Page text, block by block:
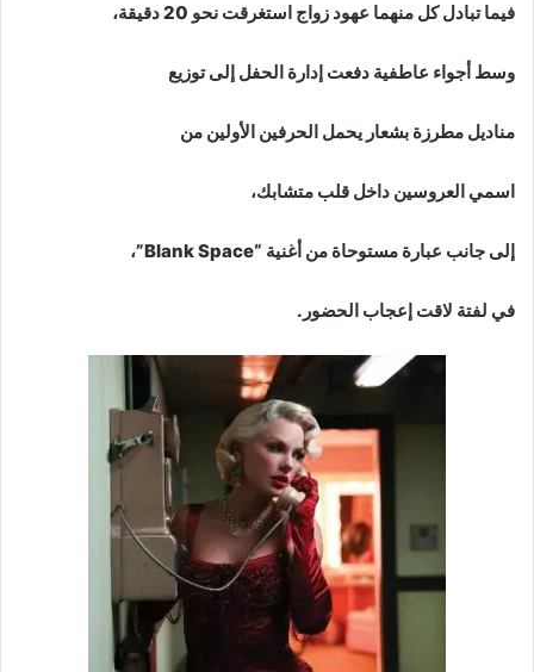
فيما تبادل كل منهما عهود زواج استغرقت نحو 20 دقيقة،
وسط أجواء عاطفية دفعت إدارة الحفل إلى توزيع
مناديل مطرزة بشعار يحمل الحرفين الأولين من
اسمي العروسين داخل قلب متشابك،
إلى جانب عبارة مستوحاة من أغنية “Blank Space”،
في لفتة لاقت إعجاب الحضور.